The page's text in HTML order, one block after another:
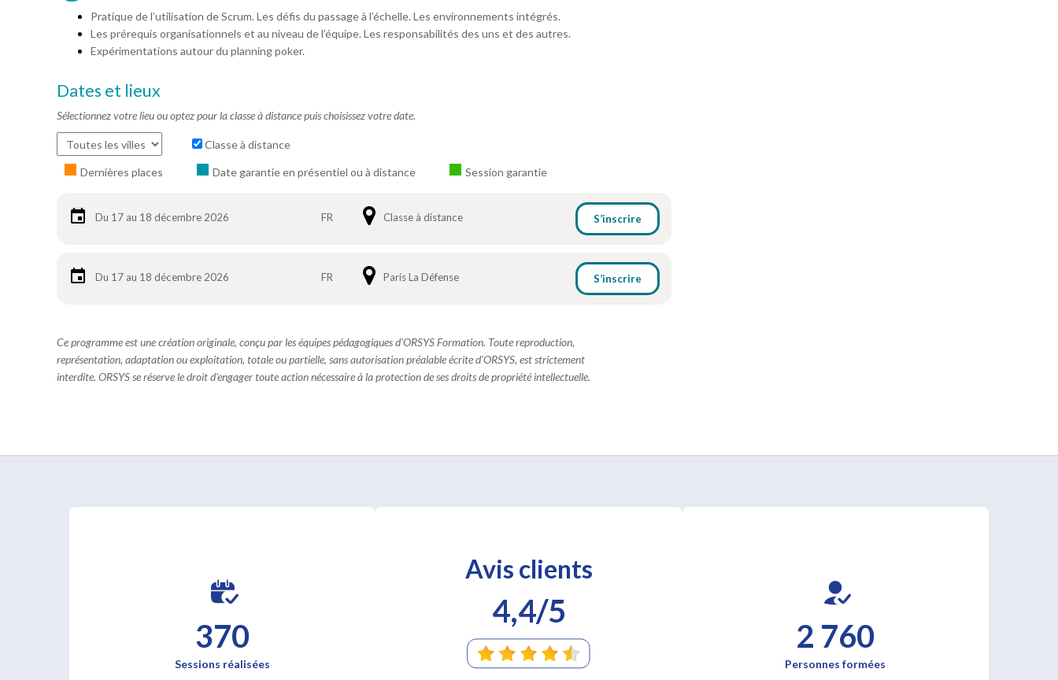
Pratique de l’utilisation de Scrum. Les défis du passage à l’échelle. Les environnements intégrés.
Les prérequis organisationnels et au niveau de l’équipe. Les responsabilités des uns et des autres.
Expérimentations autour du planning poker.
Dates et lieux
Sélectionnez votre lieu ou optez pour la classe à distance puis choisissez votre date.
Classe à distance
Dernières places Date garantie en présentiel ou à distance Session garantie
Du 17 au 18 décembre 2026 FR Classe à distance S’inscrire
Du 17 au 18 décembre 2026 FR Paris La Défense S’inscrire
Ce programme est une création originale, conçu par les équipes pédagogiques d'ORSYS Formation. Toute reproduction,
représentation, adaptation ou exploitation, totale ou partielle, sans autorisation préalable écrite d'ORSYS, est strictement
interdite. ORSYS se réserve le droit d'engager toute action nécessaire à la protection de ses droits de propriété intellectuelle.
370
Sessions réalisées
Avis clients
4,4/5
2 760
Personnes formées